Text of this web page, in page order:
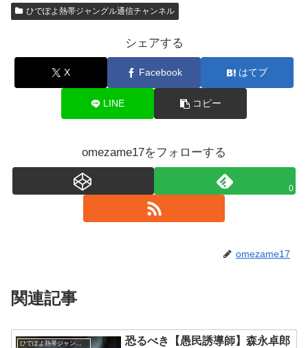
ひでぽよ熱帯ジャングル通信チャンネル
シェアする
X Facebook はてブ
LINE コピー
omezame17をフォローする
0
omezame17
関連記事
恐るべき【愚民誘導師】森永卓郎